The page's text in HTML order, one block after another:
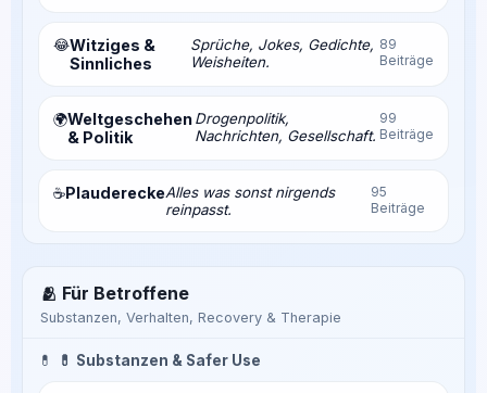
😂Witziges &
Sinnliches
Sprüche, Jokes, Gedichte,
Weisheiten.
89
Beiträge
🌍Weltgeschehen
& Politik
Drogenpolitik,
Nachrichten, Gesellschaft.
99
Beiträge
☕PlaudereckeAlles was sonst nirgends
reinpasst.
95
Beiträge
🫂 Für Betroffene
Substanzen, Verhalten, Recovery & Therapie
💊 💊 Substanzen & Safer Use